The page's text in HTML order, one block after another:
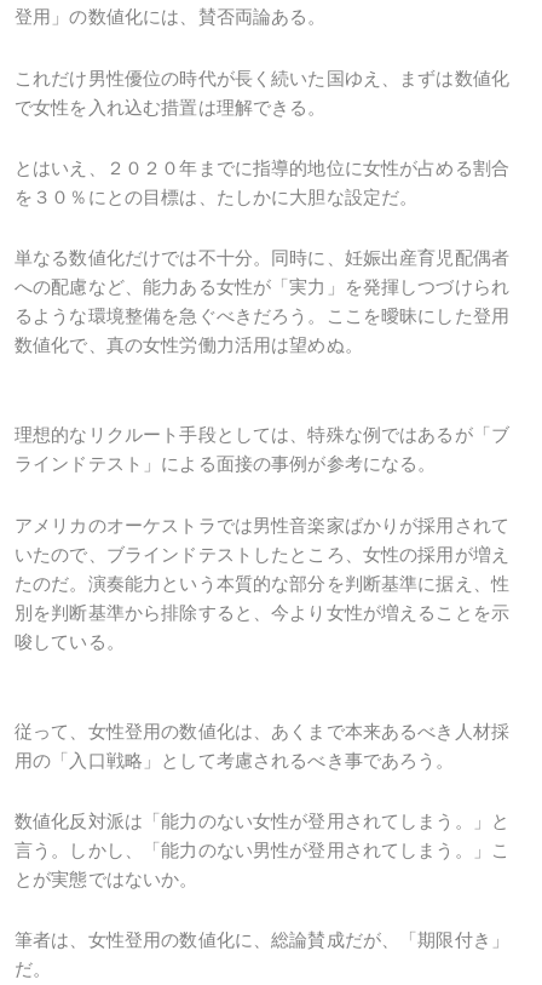
登用」の数値化には、賛否両論ある。
これだけ男性優位の時代が長く続いた国ゆえ、まずは数値化
で女性を入れ込む措置は理解できる。
とはいえ、２０２０年までに指導的地位に女性が占める割合
を３０％にとの目標は、たしかに大胆な設定だ。
単なる数値化だけでは不十分。同時に、妊娠出産育児配偶者
への配慮など、能力ある女性が「実力」を発揮しつづけられ
るような環境整備を急ぐべきだろう。ここを曖昧にした登用
数値化で、真の女性労働力活用は望めぬ。
理想的なリクルート手段としては、特殊な例ではあるが「ブ
ラインドテスト」による面接の事例が参考になる。
アメリカのオーケストラでは男性音楽家ばかりが採用されて
いたので、ブラインドテストしたところ、女性の採用が増え
たのだ。演奏能力という本質的な部分を判断基準に据え、性
別を判断基準から排除すると、今より女性が増えることを示
唆している。
従って、女性登用の数値化は、あくまで本来あるべき人材採
用の「入口戦略」として考慮されるべき事であろう。
数値化反対派は「能力のない女性が登用されてしまう。」と
言う。しかし、「能力のない男性が登用されてしまう。」こ
とが実態ではないか。
筆者は、女性登用の数値化に、総論賛成だが、「期限付き」
だ。